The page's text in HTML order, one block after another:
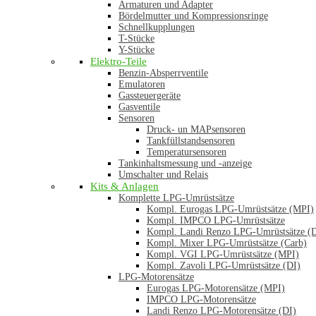
Armaturen und Adapter
Bördelmutter und Kompressionsringe
Schnellkupplungen
T-Stücke
Y-Stücke
Elektro-Teile
Benzin-Absperrventile
Emulatoren
Gassteuergeräte
Gasventile
Sensoren
Druck- un MAPsensoren
Tankfüllstandsensoren
Temperatursensoren
Tankinhaltsmessung und -anzeige
Umschalter und Relais
Kits & Anlagen
Komplette LPG-Umrüstsätze
Kompl. Eurogas LPG-Umrüstsätze (MPI)
Kompl. IMPCO LPG-Umrüstsätze
Kompl. Landi Renzo LPG-Umrüstsätze
Kompl. Mixer LPG-Umrüstsätze (Carb)
Kompl. VGI LPG-Umrüstsätze (MPI)
Kompl. Zavoli LPG-Umrüstsätze (DI)
LPG-Motorensätze
Eurogas LPG-Motorensätze (MPI)
IMPCO LPG-Motorensätze
Landi Renzo LPG-Motorensätze (DI)